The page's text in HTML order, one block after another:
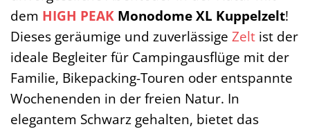
dem HIGH PEAK Monodome XL Kuppelzelt!
Dieses geräumige und zuverlässige Zelt ist der
ideale Begleiter für Campingausflüge mit der
Familie, Bikepacking-Touren oder entspannte
Wochenenden in der freien Natur. In
elegantem Schwarz gehalten, bietet das